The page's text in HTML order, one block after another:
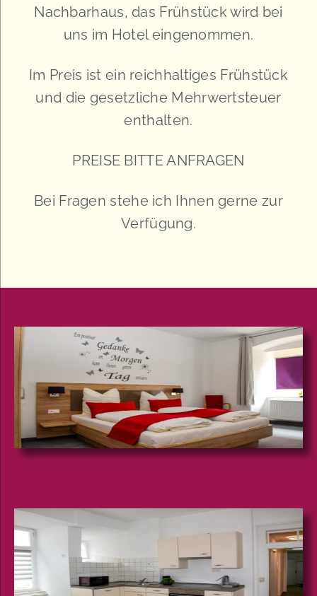
Nachbarhaus, das Frühstück wird bei
uns im Hotel eingenommen.
Im Preis ist ein reichhaltiges Frühstück
und die gesetzliche Mehrwertsteuer
enthalten.
PREISE BITTE ANFRAGEN
Bei Fragen stehe ich Ihnen gerne zur
Verfügung.